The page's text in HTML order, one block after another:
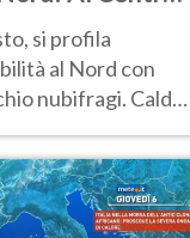
si profila
al Nord con
nubifragi. Caldo